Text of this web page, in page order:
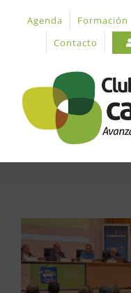
contenido
Agenda Formación
Contacto